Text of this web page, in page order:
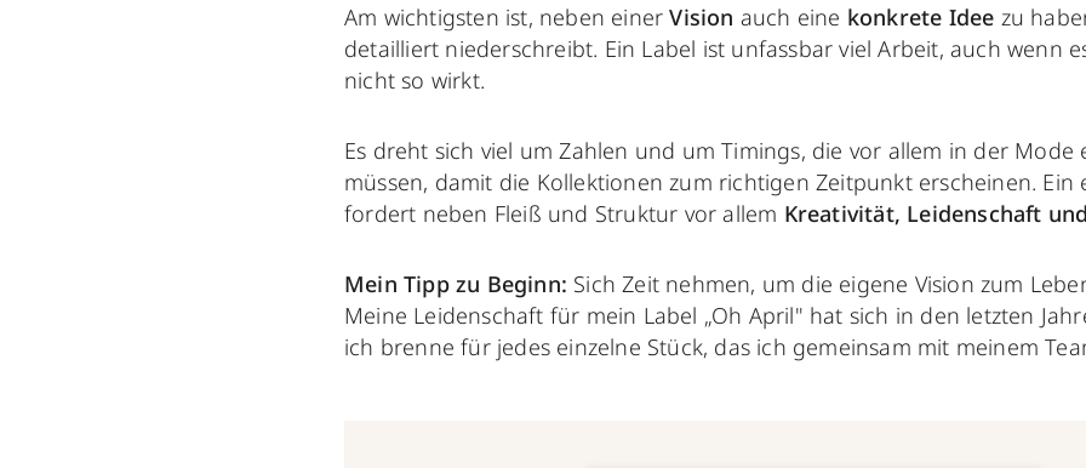
Am wichtigsten ist, neben einerVision auch eine konkrete Idee zu
detailliert niederschreibt. Ein Label ist unfassbar viel Arbeit, auch wenn
nicht so wirkt.
Es dreht sich viel um Zahlen und um Timings, die vor allem in der Mode
müssen, damit die Kollektionen zum richtigen Zeitpunkt erscheinen. Ein
fordert neben Fleiß und Struktur vor allem Kreativität, Leidenschaft
Mein Tipp zu Beginn: Sich Zeit nehmen, um die eigene Vision zum
Meine Leidenschaft für mein Label „Oh April" hat sich in den letzten
ich brenne für jedes einzelne Stück, das ich gemeinsam mit meinem